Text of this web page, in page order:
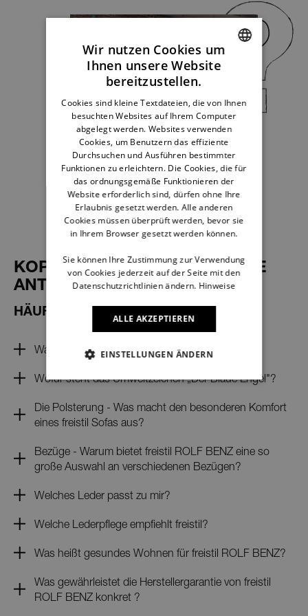
KOPF HOCH, HIER KOMMT DIE
ANTWORT
HÄUFIG GESTELLTE FRAGEN
Was ist gutes Design?
Wofür steht das Umweltzeichen „Der Blaue Engel"?
Die Polsterung - Was macht den besonderen Komfort
eines freistil Sofas aus?
Bezüge - Warum bietet freistil ROLF BENZ eine so
große Auswahl an verschiedenen Bezügen?
Welches Leder passt zu mir?
Welche Lederpflege empfiehlt freistil?
Was heißt gesundes Wohnen für freistil ROLF BENZ?
Was gewährleistet die Herstellergarantie von freistil
ROLF BENZ konkret ?
ENGLISH
FRENCH
DUTCH
Wir nutzen Cookies um
Ihnen unsere Website
bereitzustellen.
Cookies sind kleine Textdateien, die von Ihnen
besuchten Websites auf Ihrem Computer
abgelegt werden. Websites verwenden
Cookies, um Benutzern das effiziente
Durchsuchen und Ausführen bestimmter
Funktionen zu erleichtern. Die Cookies, die für
das ordnungsgemäße Funktionieren der
Website erforderlich sind, dürfen ohne Ihre
Erlaubnis gesetzt werden. Alle anderen
Cookies müssen überprüft werden, bevor sie
in Ihrem Browser gesetzt werden können.
Sie können Ihre Zustimmung zur Verwendung
von Cookies jederzeit auf der Seite mit den
Datenschutzrichtlinien ändern. Hinweise
ALLE AKZEPTIEREN
EINSTELLUNGEN ÄNDERN
NOTWENDIGE
NOTWENDIGE
PERFORMANCE
NICHT KLASSIFIZIERT